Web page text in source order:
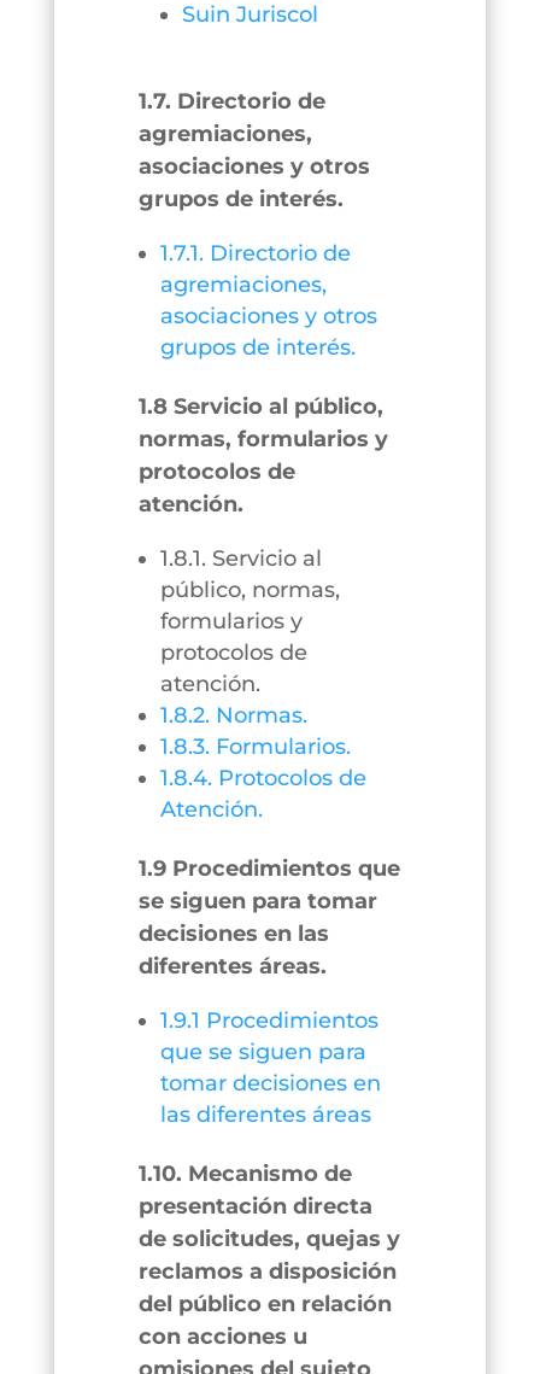
Suin Juriscol
1.7. Directorio de
agremiaciones,
asociaciones y otros
grupos de interés.
1.7.1. Directorio de
agremiaciones,
asociaciones y otros
grupos de interés.
1.8 Servicio al público,
normas, formularios y
protocolos de
atención.
1.8.1. Servicio al
público, normas,
formularios y
protocolos de
atención.
1.8.2. Normas.
1.8.3. Formularios.
1.8.4. Protocolos de
Atención.
1.9 Procedimientos que
se siguen para tomar
decisiones en las
diferentes áreas.
1.9.1 Procedimientos
que se siguen para
tomar decisiones en
las diferentes áreas
1.10. Mecanismo de
presentación directa
de solicitudes, quejas y
reclamos a disposición
del público en relación
con acciones u